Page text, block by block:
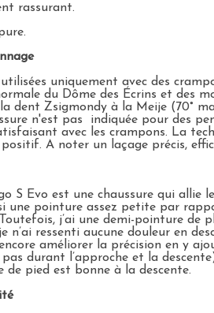
rassurant.
utilisées uniquement avec des
du Dôme des Écrins et des
dent Zsigmondy à la Meije (70°
n'est pas indiquée pour des
avec les crampons. La
A noter un laçage précis,
S Evo est une chaussure qui allie
une pointure assez petite par
j’ai une demi-pointure de
n’ai ressenti aucune douleur en
améliorer la précision en y
durant l’approche et la
de pied est bonne à la descente.